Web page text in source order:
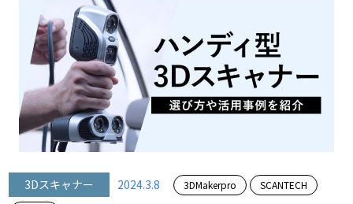
3Dスキャナー 2024.3.8 3DMakerpro SCANTECH